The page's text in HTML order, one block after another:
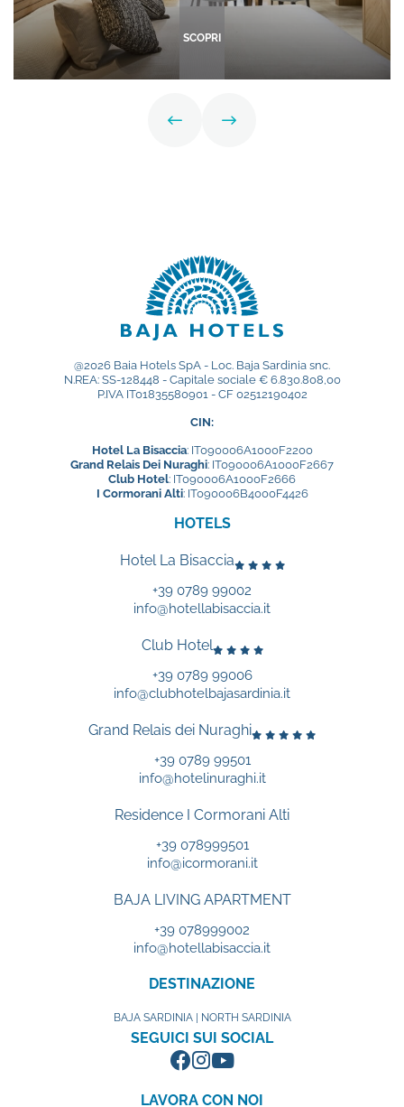
SCOPRI
@2026 Baia Hotels SpA - Loc. Baja Sardinia snc.
N.REA: SS-128448 - Capitale sociale € 6.830.808,00
P.IVA IT01835580901 - CF 02512190402
CIN:
Hotel La Bisaccia: IT090006A1000F2200
Grand Relais Dei Nuraghi: IT090006A1000F2667
Club Hotel: IT090006A1000F2666
I Cormorani Alti: IT090006B4000F4426
HOTELS
Hotel La Bisaccia
+39 0789 99002
info@hotellabisaccia.it
Club Hotel
+39 0789 99006
info@clubhotelbajasardinia.it
Grand Relais dei Nuraghi
+39 0789 99501
info@hotelinuraghi.it
Residence I Cormorani Alti
+39 078999501
info@icormorani.it
BAJA LIVING APARTMENT
+39 078999002
info@hotellabisaccia.it
DESTINAZIONE
BAJA SARDINIA | NORTH SARDINIA
SEGUICI SUI SOCIAL
LAVORA CON NOI